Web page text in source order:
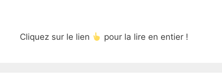
Cliquez sur le lien pour la lire en entier !